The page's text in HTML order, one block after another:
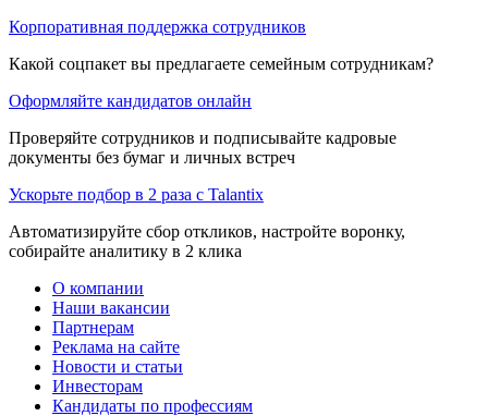
Корпоративная поддержка сотрудников
Какой соцпакет вы предлагаете семейным сотрудникам?
Оформляйте кандидатов онлайн
Проверяйте сотрудников и подписывайте кадровые
документы без бумаг и личных встреч
Ускорьте подбор в 2 раза с Talantix
Автоматизируйте сбор откликов, настройте воронку,
собирайте аналитику в 2 клика
О компании
Наши вакансии
Партнерам
Реклама на сайте
Новости и статьи
Инвесторам
Кандидаты по профессиям